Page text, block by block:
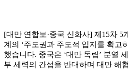
[대만 연합보·중국 신화사] 제15차 5
계의 ‘주도권과 주도적 입지를 확고
했습니다. 중국은 ‘대만 독립’ 분열
부 세력의 간섭을 반대하며 대만 해